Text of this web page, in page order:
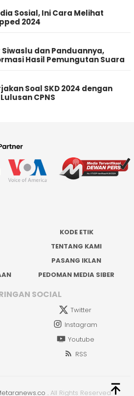
Sosial, Ini Cara Melihat
2024
dan Panduannya,
Hasil Pemungutan Suara
Soal SKD 2024 dengan
CPNS
KODE ETIK
TENTANG KAMI
PASANG IKLAN
PEDOMAN MEDIA SIBER
SOCIAL
Twitter
Instagram
Youtube
RSS
. All Rights Reserved